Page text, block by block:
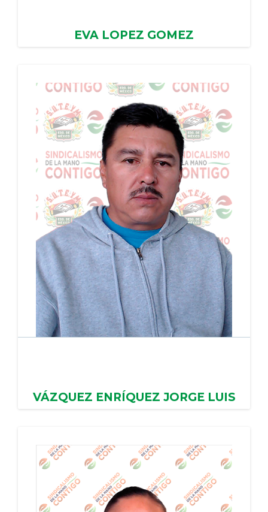
EVA LOPEZ GOMEZ
AYUNTAMIENTO DE SANTO TOMAS DE LOS
PLATANOS, PERIODO: 26/01/2024 - 25/01/2028
PERIODO: 26/01/2024 - 25/01/2028
VÁZQUEZ ENRÍQUEZ JORGE LUIS
AYUNTAMIENTO DE SAN SIMON DE GUERRERO,
PERIODO: 10/04/2024 - 11/04/2028